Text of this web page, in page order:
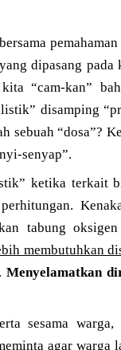
dipasang
“cam-kan”
disamping
sebuah “dosa”?
senyap”.
ketika terkait
tabung
membutuhkan
Menyelamatkan
sesama
agar